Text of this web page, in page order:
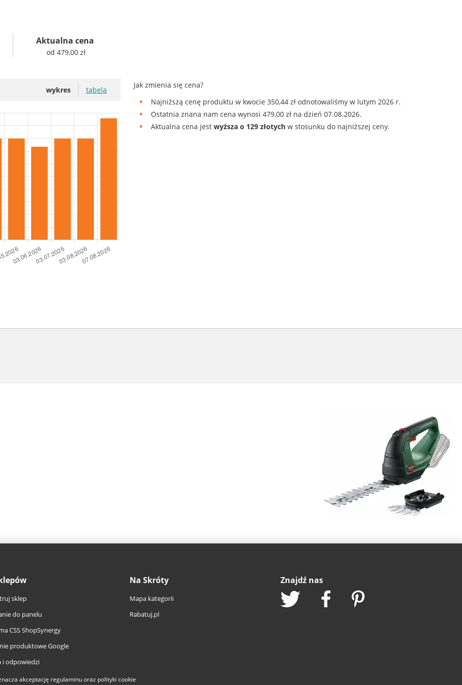
Aktualna cena
od 479,00 zł
wykres tabela
Jak zmienia się cena?
Najniższą cenę produktu w kwocie 350,44 zł odnotowaliśmy w lutym 2026 r.
Ostatnia znana nam cena wynosi 479,00 zł na dzień 07.08.2026.
Aktualna cena jestwyższa o 129 złotych w stosunku do najniższej ceny.
sklep
do panelu
CSS ShopSynergy
produktowe Google
i odpowiedzi
Na Skróty
Mapa kategorii
Rabatuj.pl
Znajdź nas
akceptację regulaminuoraz polityki cookie